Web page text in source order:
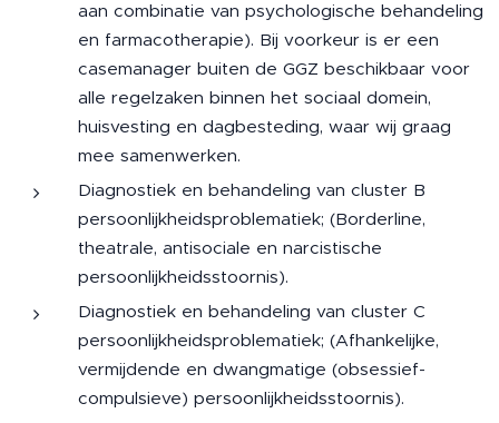
aan combinatie van psychologische behandeling
en farmacotherapie). Bij voorkeur is er een
casemanager buiten de GGZ beschikbaar voor
alle regelzaken binnen het sociaal domein,
huisvesting en dagbesteding, waar wij graag
mee samenwerken.
Diagnostiek en behandeling van cluster B
persoonlijkheidsproblematiek; (Borderline,
theatrale, antisociale en narcistische
persoonlijkheidsstoornis).
Diagnostiek en behandeling van cluster C
persoonlijkheidsproblematiek; (Afhankelijke,
vermijdende en dwangmatige (obsessief-
compulsieve) persoonlijkheidsstoornis).